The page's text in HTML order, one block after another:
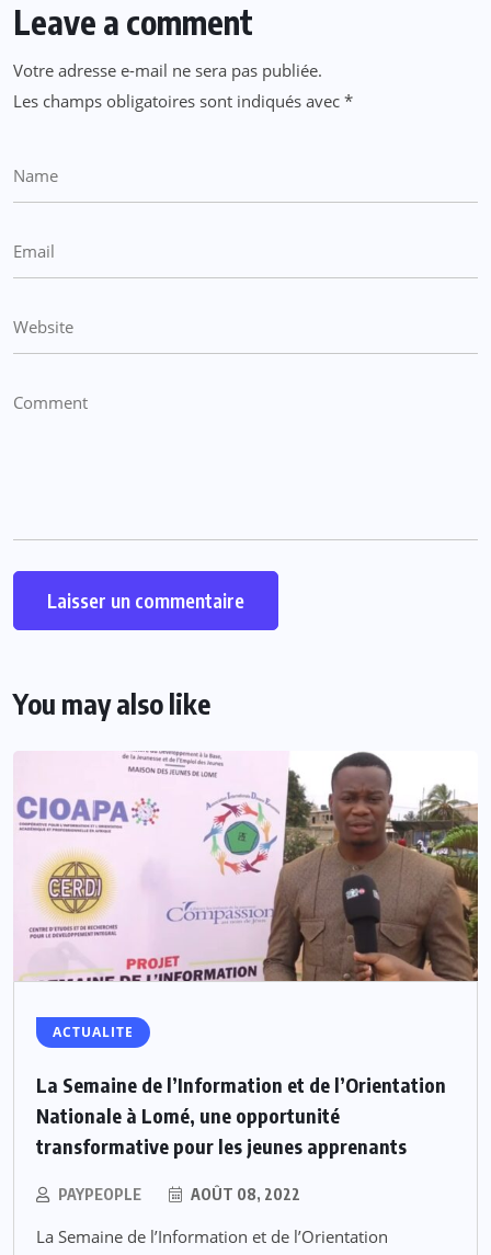
Leave a comment
Votre adresse e-mail ne sera pas publiée.
Les champs obligatoires sont indiqués avec *
You may also like
ACTUALITE
La Semaine de l’Information et de l’Orientation
Nationale à Lomé, une opportunité
transformative pour les jeunes apprenants
PAYPEOPLE AOÛT 08, 2022
La Semaine de l’Information et de l’Orientation